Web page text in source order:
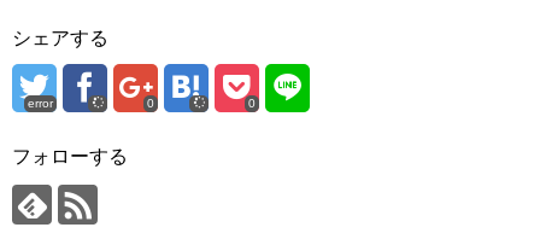
シェアする
error 0 0
フォローする